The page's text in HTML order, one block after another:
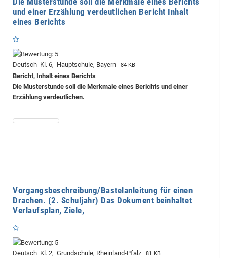
und einer Erzählung verdeutlichen Bericht Inhalt
eines Berichts
Deutsch Kl. 6, Hauptschule, Bayern 84 KB
Bericht, Inhalt eines Berichts
Die Musterstunde soll die Merkmale eines Berichts und einer
Erzählung verdeutlichen.
Vorgangsbeschreibung/Bastelanleitung für einen
Drachen. (2. Schuljahr) Das Dokument beinhaltet
Verlaufsplan, Ziele,
Deutsch Kl. 2, Grundschule, Rheinland-Pfalz 81 KB